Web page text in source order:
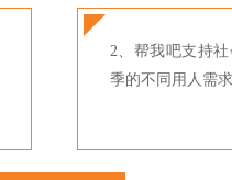
2、帮我吧支持
季的不同用人需求